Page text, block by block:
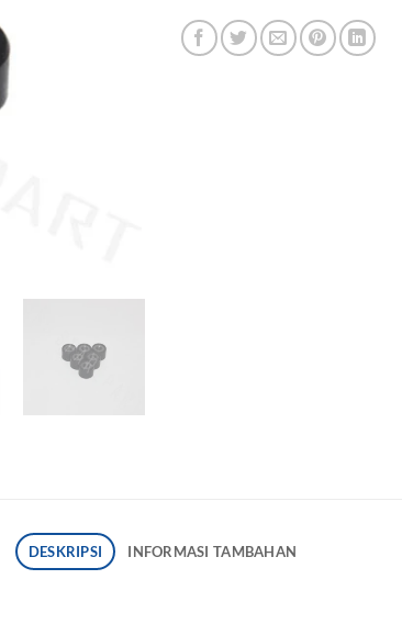
DESKRIPSI INFORMASI TAMBAHAN